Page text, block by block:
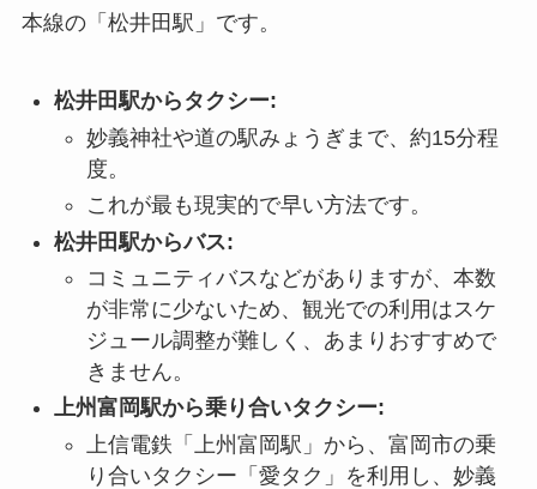
本線の「松井田駅」です。
松井田駅からタクシー:
妙義神社や道の駅みょうぎまで、約15分程
度。
これが最も現実的で早い方法です。
松井田駅からバス:
コミュニティバスなどがありますが、本数
が非常に少ないため、観光での利用はスケ
ジュール調整が難しく、あまりおすすめで
きません。
上州富岡駅から乗り合いタクシー:
上信電鉄「上州富岡駅」から、富岡市の乗
り合いタクシー「愛タク」を利用し、妙義